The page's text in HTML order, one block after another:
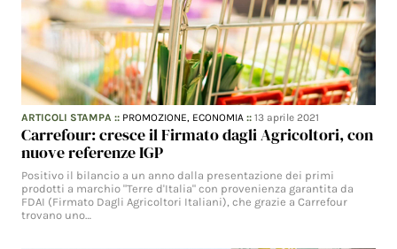
ARTICOLI STAMPA :: PROMOZIONE, ECONOMIA ::13 aprile 2021
Carrefour: cresce il Firmato dagli Agricoltori, con
nuove referenze IGP
Positivo il bilancio a un anno dalla presentazione dei primi
prodotti a marchio "Terre d'Italia" con provenienza garantita da
FDAI (Firmato Dagli Agricoltori Italiani), che grazie a Carrefour
trovano uno…